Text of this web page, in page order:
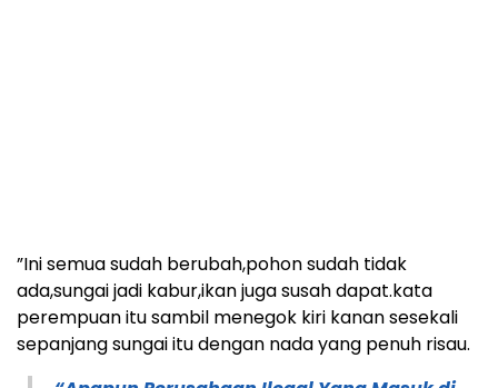
”Ini semua sudah berubah,pohon sudah tidak
ada,sungai jadi kabur,ikan juga susah dapat.kata
perempuan itu sambil menegok kiri kanan sesekali
sepanjang sungai itu dengan nada yang penuh risau.